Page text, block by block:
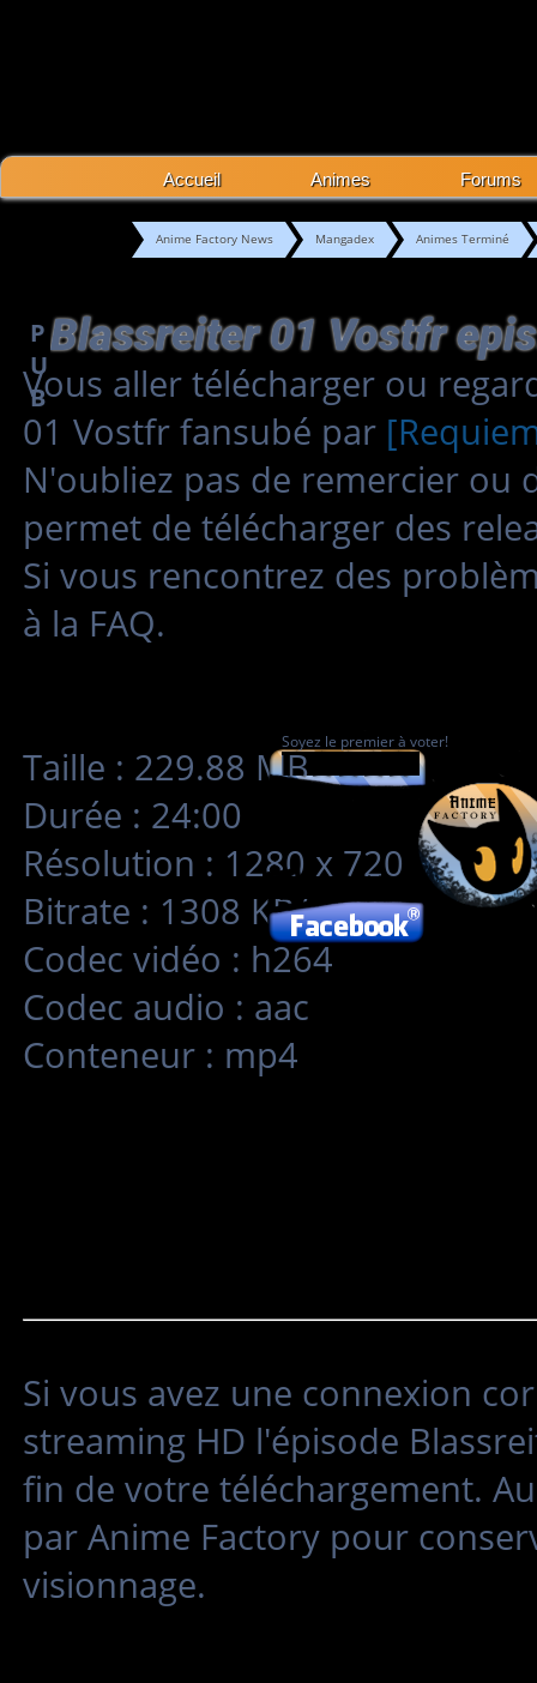
Accueil Animes Forums
Anime Factory News Mangadex Animes Terminé
P
U
B
Vous aller télécharger ou
01 Vostfr fansubé par
N'oubliez pas de remercier ou
permet de télécharger des
Si vous rencontrez des
à la FAQ.
Taille : 229.88 MB
Durée : 24:00
Résolution : 1280 x 720
Bitrate : 1308 KB/s
Codec vidéo : h264
Codec audio : aac
Conteneur : mp4
Soyez le premier à voter!
Si vous avez une connexion
streaming HD l'épisode
fin de votre téléchargement.
par Anime Factory pour
visionnage.